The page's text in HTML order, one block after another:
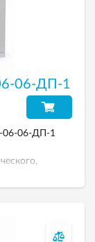
06-ДП-1
06-06-ДП-1
21. Дверь